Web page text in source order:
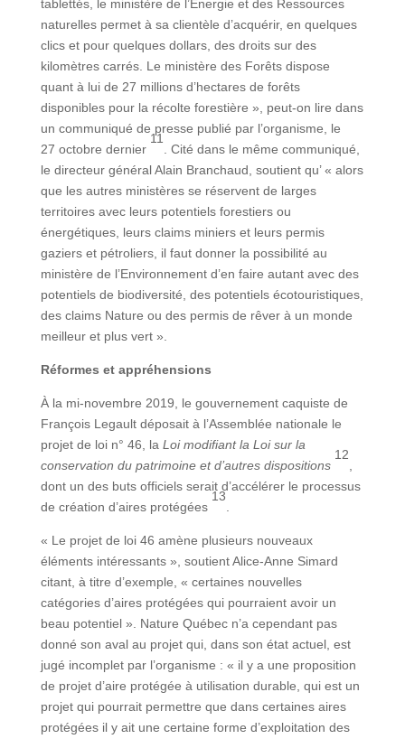
tablettés, le ministère de l’Énergie et des Ressources
naturelles permet à sa clientèle d’acquérir, en quelques
clics et pour quelques dollars, des droits sur des
kilomètres carrés. Le ministère des Forêts dispose
quant à lui de 27 millions d’hectares de forêts
disponibles pour la récolte forestière », peut-on lire dans
un communiqué de presse publié par l’organisme, le
27 octobre dernier
11
. Cité dans le même communiqué,
le directeur général Alain Branchaud, soutient qu’ « alors
que les autres ministères se réservent de larges
territoires avec leurs potentiels forestiers ou
énergétiques, leurs claims miniers et leurs permis
gaziers et pétroliers, il faut donner la possibilité au
ministère de l’Environnement d’en faire autant avec des
potentiels de biodiversité, des potentiels écotouristiques,
des claims Nature ou des permis de rêver à un monde
meilleur et plus vert ».
Réformes et appréhensions
À la mi-novembre 2019, le gouvernement caquiste de
François Legault déposait à l’Assemblée nationale le
projet de loi n° 46, la Loi modifiant la Loi sur la
conservation du patrimoine et d’autres dispositions
12
dont un des buts officiels serait d’accélérer le processus
de création d’aires protégées
13
« Le projet de loi 46 amène plusieurs nouveaux
éléments intéressants », soutient Alice-Anne Simard
citant, à titre d’exemple, « certaines nouvelles
catégories d’aires protégées qui pourraient avoir un
beau potentiel ». Nature Québec n’a cependant pas
donné son aval au projet qui, dans son état actuel, est
jugé incomplet par l’organisme : « il y a une proposition
de projet d’aire protégée à utilisation durable, qui est un
projet qui pourrait permettre que dans certaines aires
protégées il y ait une certaine forme d’exploitation des